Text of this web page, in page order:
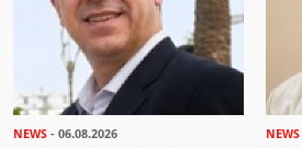
n'a pas donné à la Constituante un
un décret de convocation prévoyant
tous les sens le 23 octobre: fin de la
2012/10/
NEWS - 06.08.2026 NEWS